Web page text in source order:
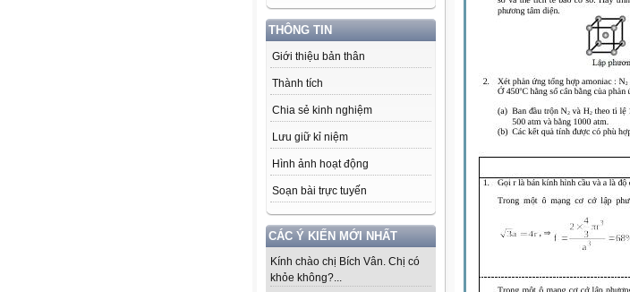
THÔNG TIN
Giới thiệu bản thân
Thành tích
Chia sẻ kinh nghiệm
Lưu giữ kỉ niệm
Hình ảnh hoạt động
Soạn bài trực tuyến
CÁC Ý KIẾN MỚI NHẤT
Kính chào chị Bích Vân. Chị có
khỏe không?...